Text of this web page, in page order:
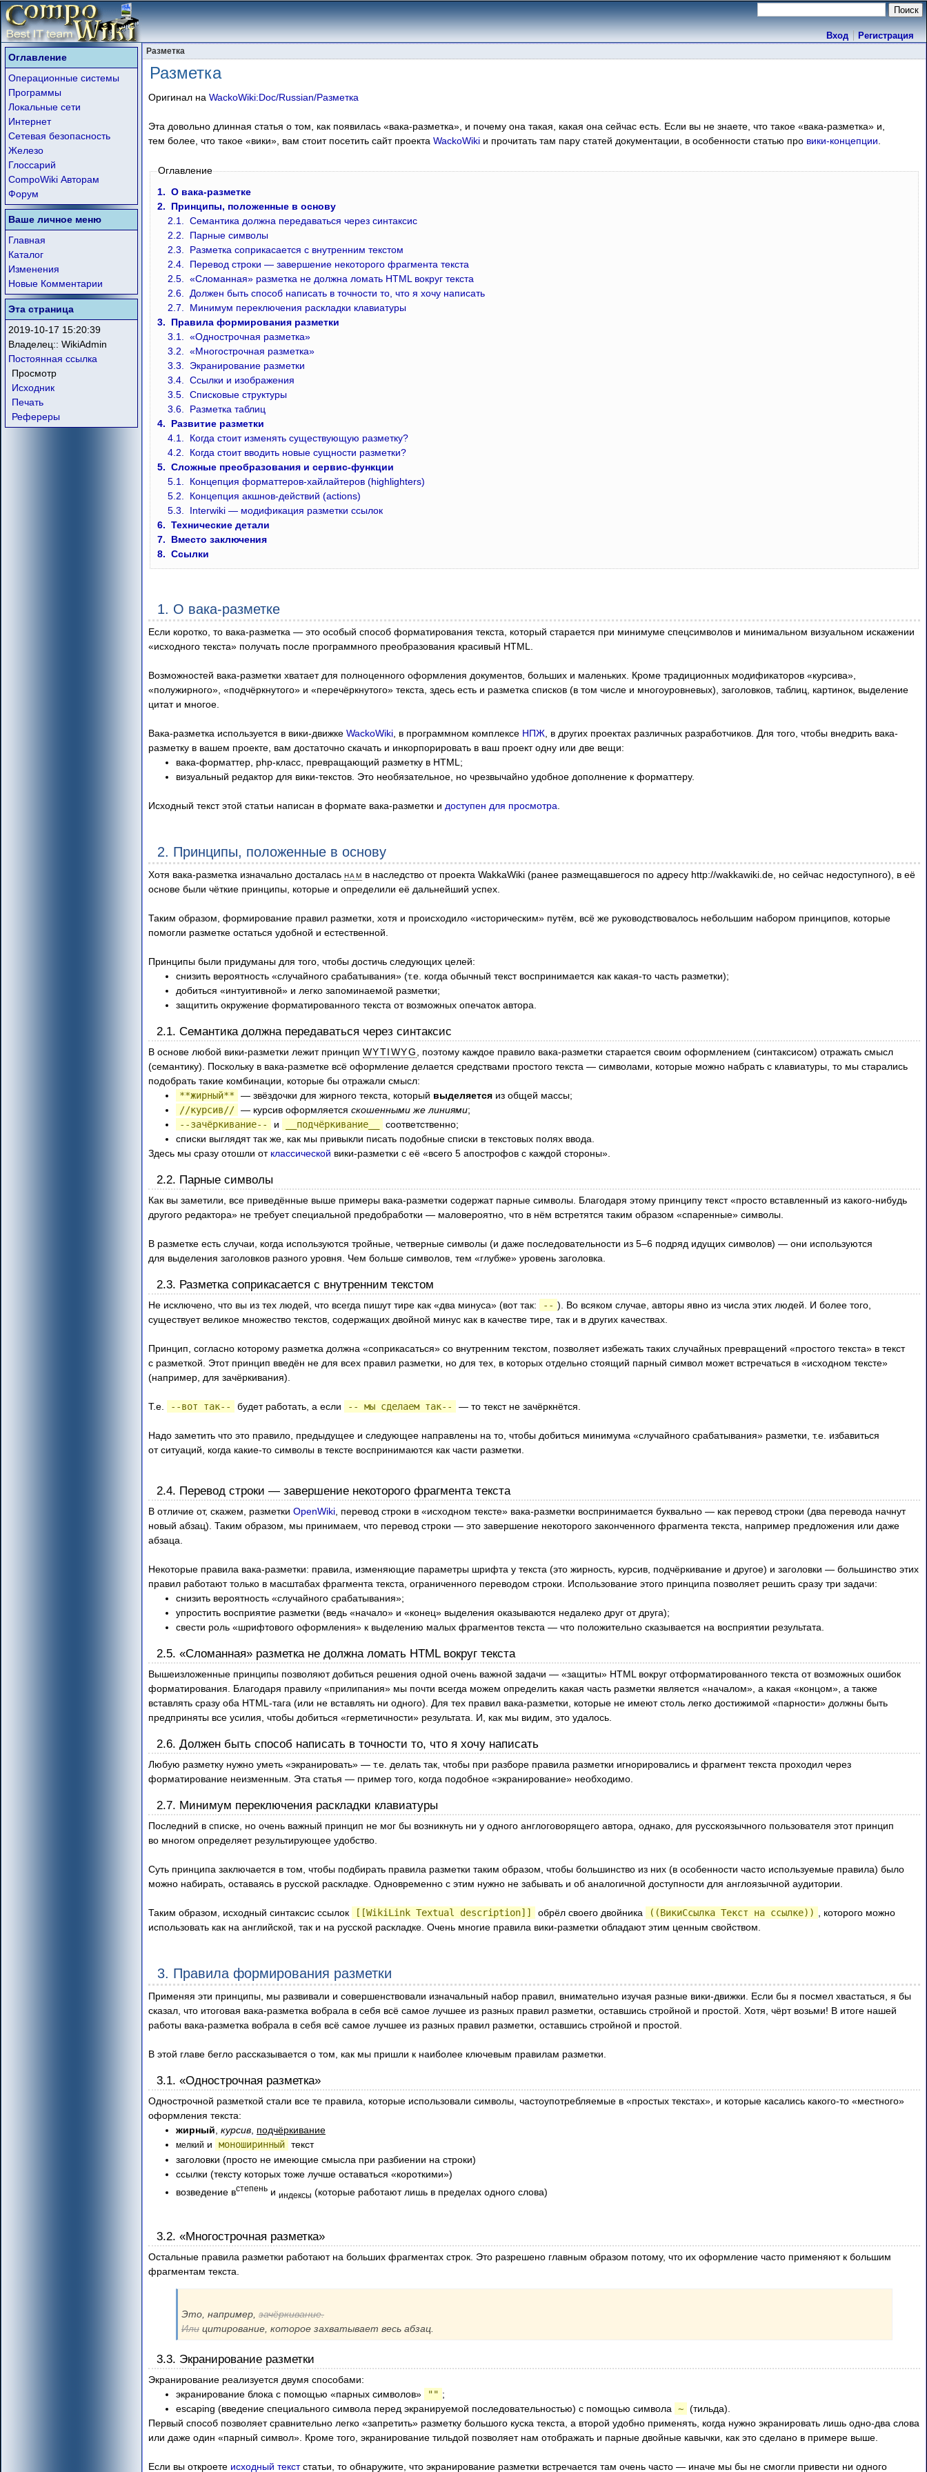
Вход Регистрация
Оглавление
Операционные системы
Программы
Локальные сети
Интернет
Сетевая безопасность
Железо
Глоссарий
CompoWiki Авторам
Форум
Ваше личное меню
Главная
Каталог
Изменения
Новые Комментарии
Эта страница
2019-10-17 15:20:39
Владелец:: WikiAdmin
Постоянная ссылка
Просмотр
Исходник
Печать
Рефереры
Разметка
Разметка
Оригинал на WackoWiki:Doc/Russian/Разметка
Эта довольно длинная статья о том, как появилась «вака-разметка», и почему она такая, какая она сейчас есть. Если вы не знаете, что такое «вака-разметка» и,
тем более, что такое «вики», вам стоит посетить сайт проекта WackoWiki и прочитать там пару статей документации, в особенности статью про вики-концепции
Оглавление
1. О вака-разметке
2.
Принципы, положенные в основу
2.1.
Семантика должна передаваться через синтаксис
2.2.
Парные символы
2.3.
Разметка соприкасается с внутренним текстом
2.4.
Перевод строки — завершение некоторого фрагмента текста
2.5.
«Сломанная» разметка не должна ломать HTML вокруг текста
2.6.
Должен быть способ написать в точности то, что я хочу написать
2.7.
Минимум переключения раскладки клавиатуры
3.
Правила формирования разметки
3.1.
«Однострочная разметка»
3.2.
«Многострочная разметка»
3.3.
Экранирование разметки
3.4.
Ссылки и изображения
3.5.
Списковые структуры
3.6.
Разметка таблиц
4.
Развитие разметки
4.1.
Когда стоит изменять существующую разметку?
4.2.
Когда стоит вводить новые сущности разметки?
5. Сложные преобразования и сервис-функции
5.1.
Концепция форматтеров-хайлайтеров (highlighters)
5.2.
Концепция акшнов-действий (actions)
5.3.
Interwiki — модификация разметки ссылок
6. Технические детали
7.
Вместо заключения
8. Ссылки
1. О вака-разметке
Если коротко, то вака-разметка — это особый способ форматирования текста, который старается при минимуме спецсимволов и минимальном визуальном искажении
«исходного текста» получать после программного преобразования красивый HTML.
Возможностей вака-разметки хватает для полноценного оформления документов, больших и маленьких. Кроме традиционных модификаторов «курсива»,
«полужирного», «подчёркнутого» и «перечёркнутого» текста, здесь есть и разметка списков (в том числе и многоуровневых), заголовков, таблиц, картинок, выделение
цитат и многое.
Вака-разметка используется в вики-движке WackoWiki , в программном комплексе НПЖ , в других проектах различных разработчиков. Для того, чтобы внедрить вака-
разметку в вашем проекте, вам достаточно скачать и инкорпорировать в ваш проект одну или две вещи:
вака-форматтер, php-класс, превращающий разметку в HTML;
визуальный редактор для вики-текстов. Это необязательное, но чрезвычайно удобное дополнение к форматтеру.
Исходный текст этой статьи написан в формате вака-разметки и доступен для просмотра
2. Принципы, положенные в основу
Хотя вака-разметка изначально досталась нам в наследство от проекта WakkaWiki (ранее размещавшегося по адресу http://wakkawiki.de, но сейчас недоступного), в её
основе были чёткие принципы, которые и определили её дальнейший успех.
Таким образом, формирование правил разметки, хотя и происходило «историческим» путём, всё же руководствовалось небольшим набором принципов, которые
помогли разметке остаться удобной и естественной.
Принципы были придуманы для того, чтобы достичь следующих целей:
снизить вероятность «случайного срабатывания» (т.е. когда обычный текст воспринимается как какая-то часть разметки);
добиться «интуитивной» и легко запоминаемой разметки;
защитить окружение форматированного текста от возможных опечаток автора.
2.1. Семантика должна передаваться через синтаксис
В основе любой вики-разметки лежит принцип WYTIWYG
, поэтому каждое правило вака-разметки старается своим оформлением (синтаксисом) отражать смысл
(семантику). Поскольку в вака-разметке всё оформление делается средствами простого текста — символами, которые можно набрать с клавиатуры, то мы старались
подобрать такие комбинации, которые бы отражали смысл:
**жирный**
— звёздочки для жирного текста, который выделяется из общей массы;
//курсив// — курсив оформляется скошенными же линиями;
--зачёркивание--
и __подчёркивание__
соответственно;
списки выглядят так же, как мы привыкли писать подобные списки в текстовых полях ввода.
Здесь мы сразу отошли от классической вики-разметки с её «всего 5 апострофов с каждой стороны».
2.2. Парные символы
Как вы заметили, все приведённые выше примеры вака-разметки содержат парные символы. Благодаря этому принципу текст «просто вставленный из какого-нибудь
другого редактора» не требует специальной предобработки — маловероятно, что в нём встретятся таким образом «спаренные» символы.
В разметке есть случаи, когда используются тройные, четверные символы (и даже последовательности из 5–6 подряд идущих символов) — они используются
для выделения заголовков разного уровня. Чем больше символов, тем «глубже» уровень заголовка.
2.3. Разметка соприкасается с внутренним текстом
Не исключено, что вы из тех людей, что всегда пишут тире как «два минуса» (вот так: -- ). Во всяком случае, авторы явно из числа этих людей. И более того,
существует великое множество текстов, содержащих двойной минус как в качестве тире, так и в других качествах.
Принцип, согласно которому разметка должна «соприкасаться» со внутренним текстом, позволяет избежать таких случайных превращений «простого текста» в текст
с разметкой. Этот принцип введён не для всех правил разметки, но для тех, в которых отдельно стоящий парный символ может встречаться в «исходном тексте»
(например, для зачёркивания).
Т.е. --вот так-- будет работать, а если -- мы сделаем так-- — то текст не зачёркнётся.
Надо заметить что это правило, предыдущее и следующее направлены на то, чтобы добиться минимума «случайного срабатывания» разметки, т.е. избавиться
от ситуаций, когда какие-то символы в тексте воспринимаются как части разметки.
2.4. Перевод строки — завершение некоторого фрагмента текста
В отличие от, скажем, разметки OpenWiki , перевод строки в «исходном тексте» вака-разметки воспринимается буквально — как перевод строки (два перевода начнут
новый абзац). Таким образом, мы принимаем, что перевод строки — это завершение некоторого законченного фрагмента текста, например предложения или даже
абзаца.
Некоторые правила вака-разметки: правила, изменяющие параметры шрифта у текста (это жирность, курсив, подчёркивание и другое) и заголовки — большинство этих
правил работают только в масштабах фрагмента текста, ограниченного переводом строки. Использование этого принципа позволяет решить сразу три задачи:
снизить вероятность «случайного срабатывания»;
упростить восприятие разметки (ведь «начало» и «конец» выделения оказываются недалеко друг от друга);
свести роль «шрифтового оформления» к выделению малых фрагментов текста — что положительно сказывается на восприятии результата.
2.5. «Сломанная» разметка не должна ломать HTML вокруг текста
Вышеизложенные принципы позволяют добиться решения одной очень важной задачи — «защиты» HTML вокруг отформатированного текста от возможных ошибок
форматирования. Благодаря правилу «прилипания» мы почти всегда можем определить какая часть разметки является «началом», а какая «концом», а также
вставлять сразу оба HTML-тага (или не вставлять ни одного). Для тех правил вака-разметки, которые не имеют столь легко достижимой «парности» должны быть
предприняты все усилия, чтобы добиться «герметичности» результата. И, как мы видим, это удалось.
2.6. Должен быть способ написать в точности то, что я хочу написать
Любую разметку нужно уметь «экранировать» — т.е. делать так, чтобы при разборе правила разметки игнорировались и фрагмент текста проходил через
форматирование неизменным. Эта статья — пример того, когда подобное «экранирование» необходимо.
2.7. Минимум переключения раскладки клавиатуры
Последний в списке, но очень важный принцип не мог бы возникнуть ни у одного англоговорящего автора, однако, для русскоязычного пользователя этот принцип
во многом определяет результирующее удобство.
Суть принципа заключается в том, чтобы подбирать правила разметки таким образом, чтобы большинство из них (в особенности часто используемые правила) было
можно набирать, оставаясь в русской раскладке. Одновременно с этим нужно не забывать и об аналогичной доступности для англоязычной аудитории.
Таким образом, исходный синтаксис ссылок [[WikiLink Textual description]] обрёл своего двойника ((ВикиСсылка Текст на ссылке))
, которого можно
использовать как на английской, так и на русской раскладке. Очень многие правила вики-разметки обладают этим ценным свойством.
3. Правила формирования разметки
Применяя эти принципы, мы развивали и совершенствовали изначальный набор правил, внимательно изучая разные вики-движки. Если бы я посмел хвастаться, я бы
сказал, что итоговая вака-разметка вобрала в себя всё самое лучшее из разных правил разметки, оставшись стройной и простой. Хотя, чёрт возьми! В итоге нашей
работы вака-разметка вобрала в себя всё самое лучшее из разных правил разметки, оставшись стройной и простой.
В этой главе бегло рассказывается о том, как мы пришли к наиболее ключевым правилам разметки.
3.1. «Однострочная разметка»
Однострочной разметкой стали все те правила, которые использовали символы, частоупотребляемые в «простых текстах», и которые касались какого-то «местного»
оформления текста:
жирный курсив подчёркивание
мелкий и моноширинный текст
заголовки (просто не имеющие смысла при разбиении на строки)
ссылки (тексту которых тоже лучше оставаться «короткими»)
возведение встепень и индексы (которые работают лишь в пределах одного слова)
3.2. «Многострочная разметка»
Остальные правила разметки работают на больших фрагментах строк. Это разрешено главным образом потому, что их оформление часто применяют к большим
фрагментам текста.
Это, например, зачёркивание.
Или цитирование, которое захватывает весь абзац.
3.3. Экранирование разметки
Экранирование реализуется двумя способами:
экранирование блока с помощью «парных символов»
"" ;
escaping (введение специального символа перед экранируемой последовательностью) с помощью символа
~ (тильда).
Первый способ позволяет сравнительно легко «запретить» разметку большого куска текста, а второй удобно применять, когда нужно экранировать лишь одно-два слова
или даже один «парный символ». Кроме того, экранирование тильдой позволяет нам отображать и парные двойные кавычки, как это сделано в примере выше.
Если вы откроете исходный текстстатьи, то обнаружите, что экранирование разметки встречается там очень часто — иначе мы бы не смогли привести ни одного